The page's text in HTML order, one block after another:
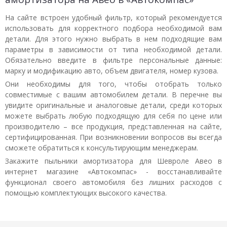
На сайте встроен удобный фильтр, который рекомендуется
использовать для корректного подбора необходимой вам
детали. Для этого нужно выбрать в нем подходящие вам
параметры в зависимости от типа необходимой детали.
Обязательно введите в фильтре персональные данные:
марку и модификацию авто, объем двигателя, номер кузова.
Они необходимы для того, чтобы отобрать только
совместимые с вашим автомобилем детали. В перечне вы
увидите оригинальные и аналоговые детали, среди которых
можете выбрать любую подходящую для себя по цене или
производителю – все продукция, представленная на сайте,
сертифицированная. При возникновении вопросов вы всегда
сможете обратиться к консультирующим менеджерам.
Закажите пыльники амортизатора для Шевроле Авео в
интернет магазине «Автокомпас» - восстанавливайте
функционал своего автомобиля без лишних расходов с
помощью комплектующих высокого качества.